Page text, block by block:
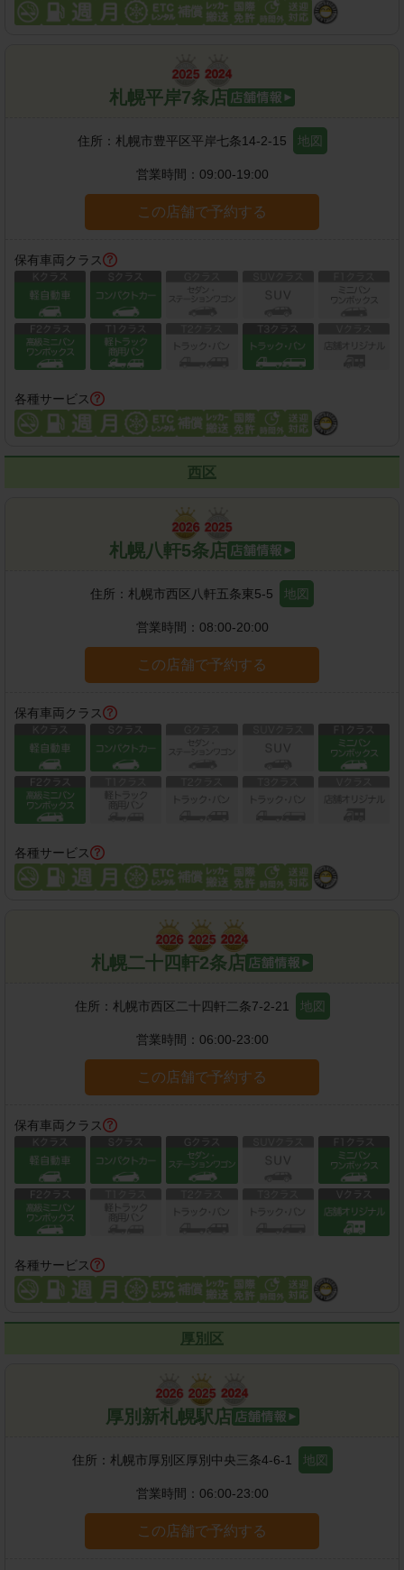
札幌平岸7条店
住所： 札幌市豊平区平岸七条14-2-15 地図
営業時間： 09:00-19:00
この店舗で予約する
保有車両クラス
各種サービス
西区
札幌八軒5条店
住所： 札幌市西区八軒五条東5-5 地図
営業時間： 08:00-20:00
この店舗で予約する
保有車両クラス
各種サービス
札幌二十四軒2条店
住所： 札幌市西区二十四軒二条7-2-21 地図
営業時間： 06:00-23:00
この店舗で予約する
保有車両クラス
各種サービス
厚別区
厚別新札幌駅店
住所： 札幌市厚別区厚別中央三条4-6-1 地図
営業時間： 06:00-23:00
この店舗で予約する